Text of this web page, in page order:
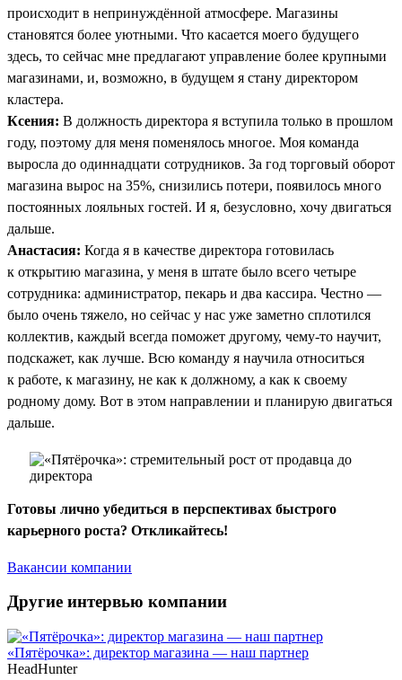
происходит в непринуждённой атмосфере. Магазины
становятся более уютными. Что касается моего будущего
здесь, то сейчас мне предлагают управление более крупными
магазинами, и, возможно, в будущем я стану директором
кластера.
Ксения: В должность директора я вступила только в прошлом
году, поэтому для меня поменялось многое. Моя команда
выросла до одиннадцати сотрудников. За год торговый оборот
магазина вырос на 35%, снизились потери, появилось много
постоянных лояльных гостей. И я, безусловно, хочу двигаться
дальше.
Анастасия: Когда я в качестве директора готовилась
к открытию магазина, у меня в штате было всего четыре
сотрудника: администратор, пекарь и два кассира. Честно —
было очень тяжело, но сейчас у нас уже заметно сплотился
коллектив, каждый всегда поможет другому, чему-то научит,
подскажет, как лучше. Всю команду я научила относиться
к работе, к магазину, не как к должному, а как к своему
родному дому. Вот в этом направлении и планирую двигаться
дальше.
Готовы лично убедиться в перспективах быстрого
карьерного роста? Откликайтесь!
Вакансии компании
Другие интервью компании
«Пятёрочка»: директор магазина — наш партнер
HeadHunter